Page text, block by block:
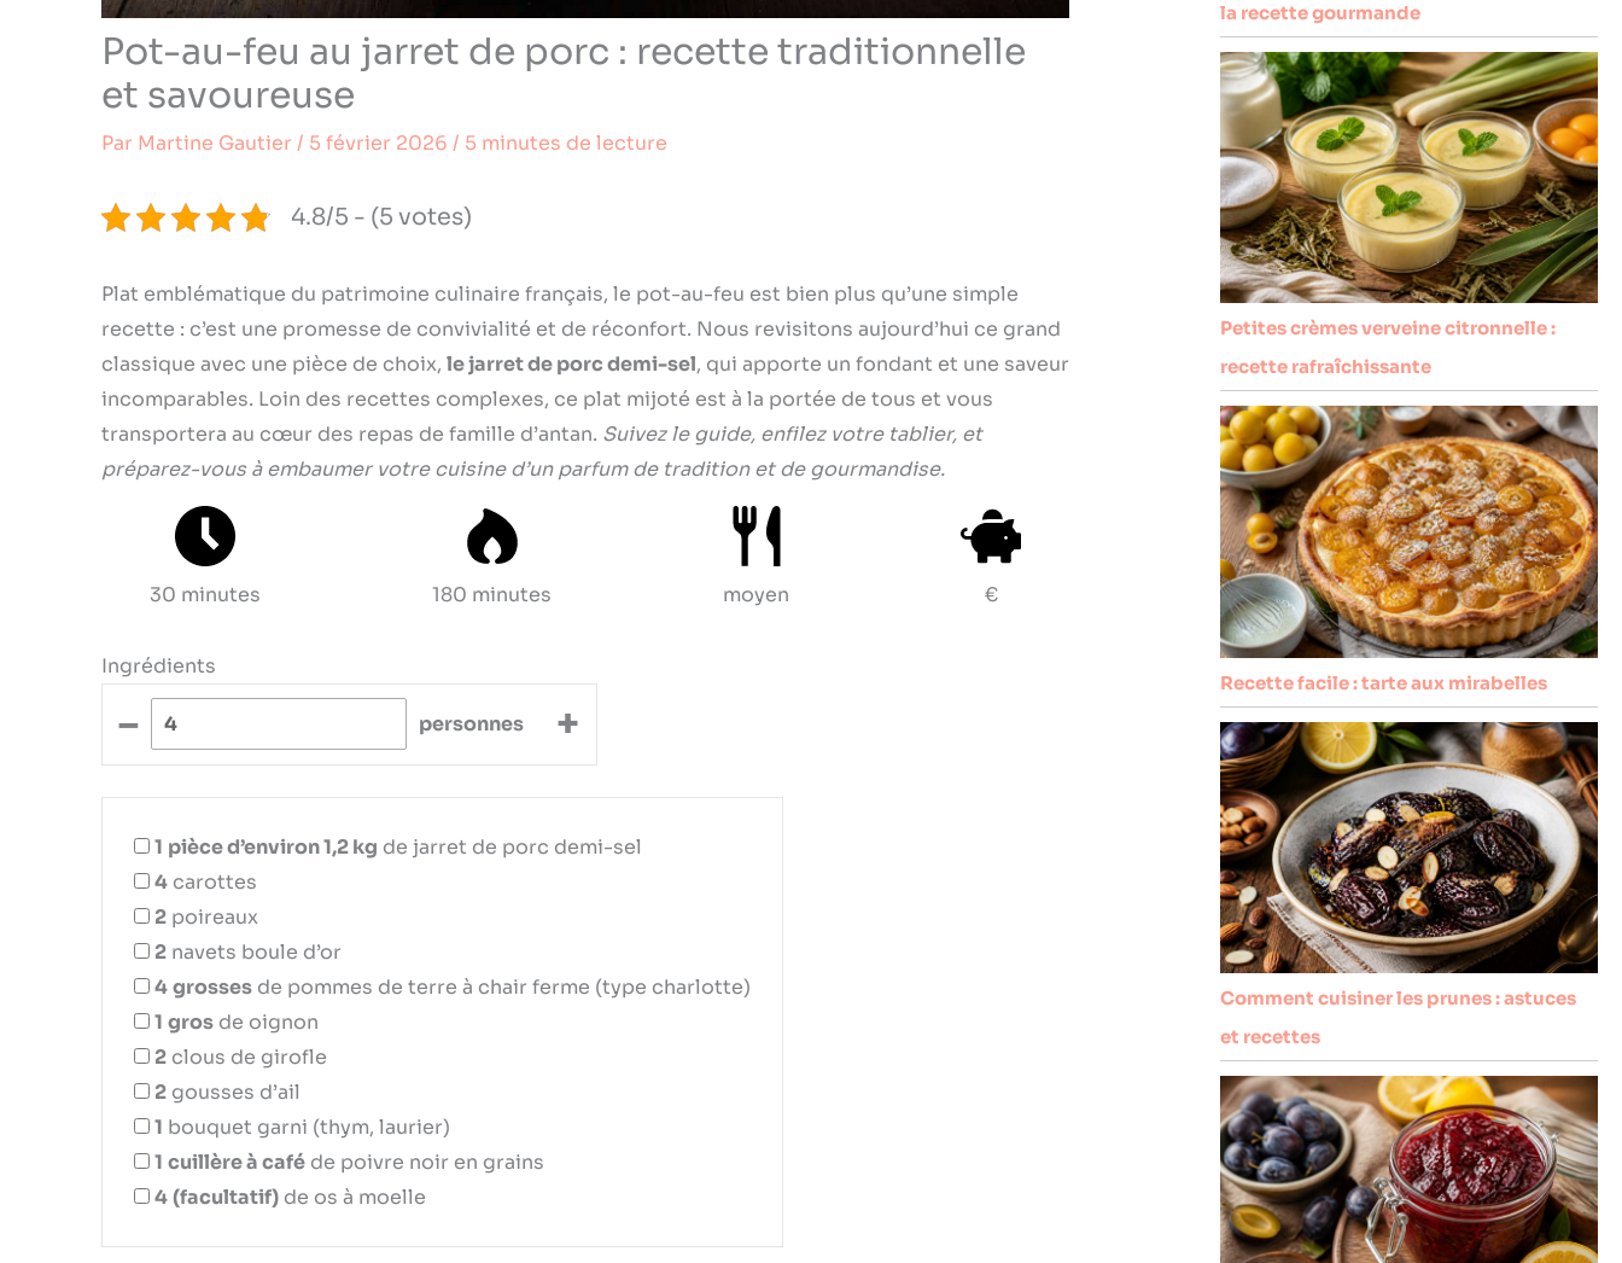
Pot-au-feu au jarret de porc : recette traditionnelle
et savoureuse
Par Martine Gautier / 5 février 2026 / 5 minutes de lecture
4.8/5 - (5 votes)
Plat emblématique du patrimoine culinaire français, le pot-au-feu est bien plus qu’une simple
recette : c’est une promesse de convivialité et de réconfort. Nous revisitons aujourd’hui ce grand
classique avec une pièce de choix, le jarret de porc demi-sel, qui apporte un fondant et une saveur
incomparables. Loin des recettes complexes, ce plat mijoté est à la portée de tous et vous
transportera au cœur des repas de famille d’antan. Suivez le guide, enfilez votre tablier, et
préparez-vous à embaumer votre cuisine d’un parfum de tradition et de gourmandise.
30 minutes 180 minutes moyen €
Ingrédients
– personnes +
1 pièce d’environ 1,2 kg de jarret de porc demi-sel
4 carottes
2 poireaux
2 navets boule d’or
4grosses de pommes de terre à chair ferme (type charlotte)
1 gros de oignon
2 clous de girofle
2 gousses d’ail
1 bouquet garni (thym, laurier)
1 cuillère à café de poivre noir en grains
4(facultatif) de os à moelle
la recette gourmande
Petites crèmes verveine citronnelle :
recette rafraîchissante
Recette facile : tarte aux mirabelles
Comment cuisiner les prunes : astuces
et recettes